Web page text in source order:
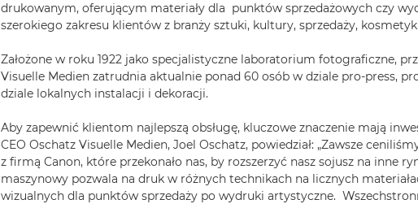
drukowanym, oferującym materiały dla punktów sprzedażowych czy
szerokiego zakresu klientów z branży sztuki, kultury, sprzedaży,
Założone w roku 1922 jako specjalistyczne laboratorium fotograficzne,
Visuelle Medien zatrudnia aktualnie ponad 60 osób w dziale pro-press,
dziale lokalnych instalacji i dekoracji.
Aby zapewnić klientom najlepszą obsługę, kluczowe znaczenie mają
CEO Oschatz Visuelle Medien, Joel Oschatz, powiedział: „Zawsze
z firmą Canon, które przekonało nas, by rozszerzyć nasz sojusz na inne
maszynowy pozwala na druk w różnych technikach na licznych
wizualnych dla punktów sprzedaży po wydruki artystyczne.